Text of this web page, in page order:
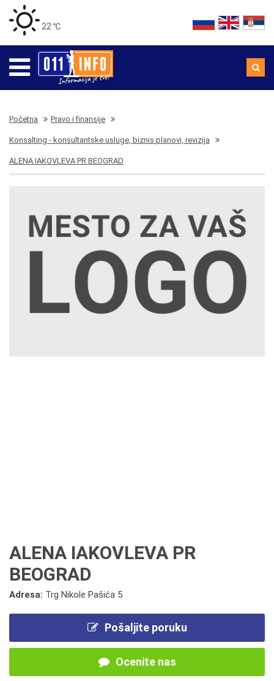
22 ℃
Početna Pravo i finansije
Konsalting - konsultantske usluge, biznis planovi, revizija
ALENA IAKOVLEVA PR BEOGRAD
ALENA IAKOVLEVA PR
BEOGRAD
Adresa: Trg Nikole Pašića 5
Pošaljite poruku
Ocenite nas